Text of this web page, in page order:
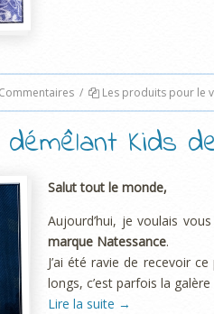
/ Les produits pour le
Kids
Salut tout le monde,
Aujourd’hui, je voulais vous
marque Natessance.
J’ai été ravie de recevoir
longs, c’est parfois la
Lire la suite →